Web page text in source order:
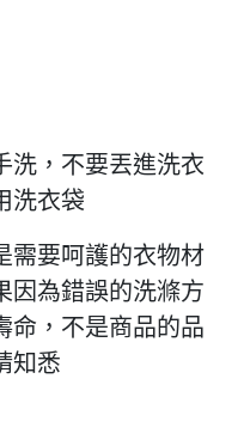
洗，不要丟進洗衣
洗衣袋
需要呵護的衣物材
因為錯誤的洗滌方
命，不是商品的品
知悉